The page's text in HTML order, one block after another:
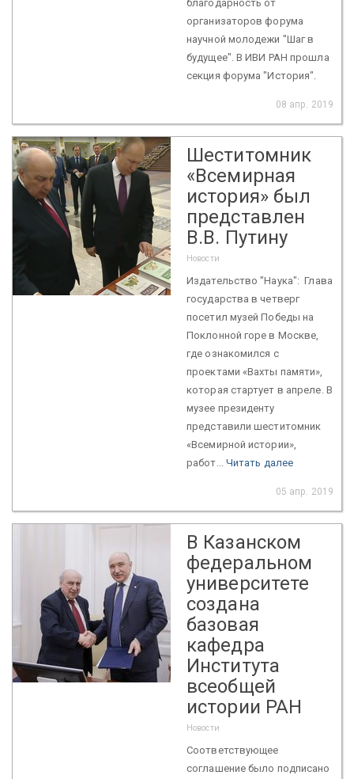
благодарность от
организаторов форума
научной молодежи "Шаг в
будущее". В ИВИ РАН прошла
секция форума "История".
08 апр. 2019
Шеститомник
«Всемирная
история» был
представлен
В.В. Путину
Новости
Издательство "Наука": Глава
государства в четверг
посетил музей Победы на
Поклонной горе в Москве,
где ознакомился с
проектами «Вахты памяти»,
которая стартует в апреле. В
музее президенту
представили шеститомник
«Всемирной истории»,
работ... Читать далее
05 апр. 2019
В Казанском
федеральном
университете
создана
базовая
кафедра
Института
всеобщей
истории РАН
Новости
Соответствующее
соглашение было подписано